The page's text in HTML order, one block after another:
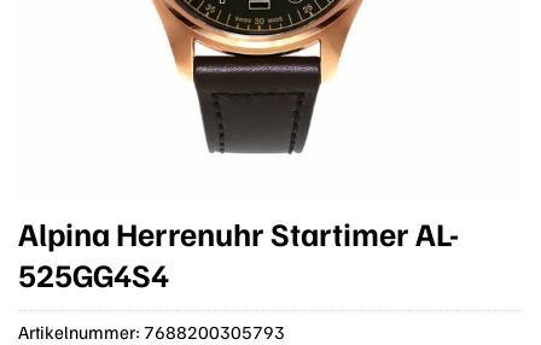
Alpina Herrenuhr Startimer AL-
525GG4S4
Artikelnummer: 7688200305793